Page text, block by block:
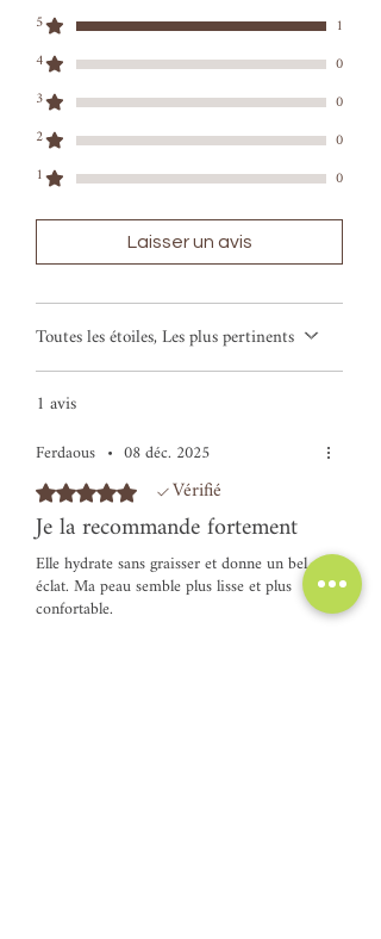
5
1
4
0
3
0
2
0
1
0
Laisser un avis
Toutes les étoiles, Les plus pertinents
1 avis
Ferdaous • 08 déc. 2025
Noté 5 sur 5. Vérifié
Je la recommande fortement
Elle hydrate sans graisser et donne un bel
éclat. Ma peau semble plus lisse et plus
confortable.